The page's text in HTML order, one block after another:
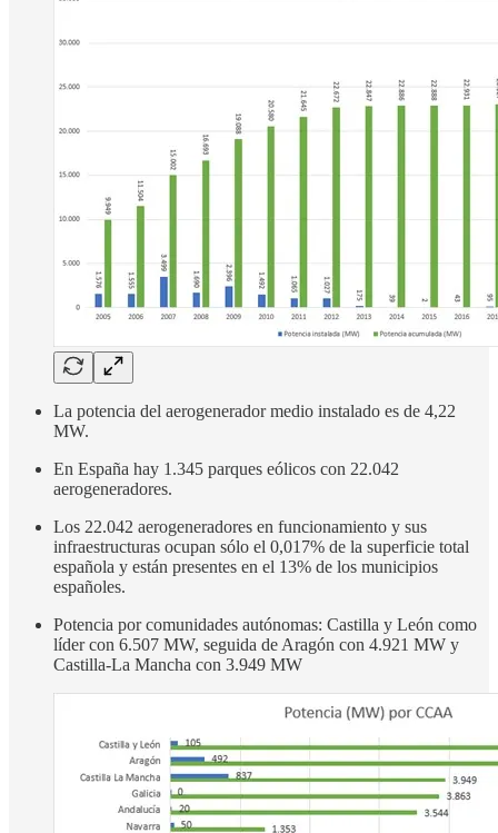
La potencia del aerogenerador medio instalado es de 4,22
MW.
En España hay 1.345 parques eólicos con 22.042
aerogeneradores.
Los 22.042 aerogeneradores en funcionamiento y sus
infraestructuras ocupan sólo el 0,017% de la superficie total
española y están presentes en el 13% de los municipios
españoles.
Potencia por comunidades autónomas: Castilla y León como
líder con 6.507 MW, seguida de Aragón con 4.921 MW y
Castilla-La Mancha con 3.949 MW